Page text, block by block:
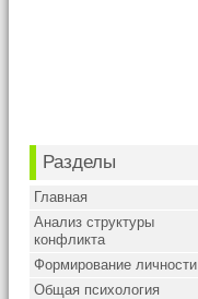
Разделы
Главная
Анализ структуры
конфликта
Формирование личности
Общая психология